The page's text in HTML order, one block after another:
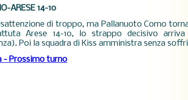
ARESE 14-10
di troppo, ma Pallanuoto Como
Arese 14-10, lo strappo decisivo
Poi la squadra di Kiss amministra senza
- Prossimo turno